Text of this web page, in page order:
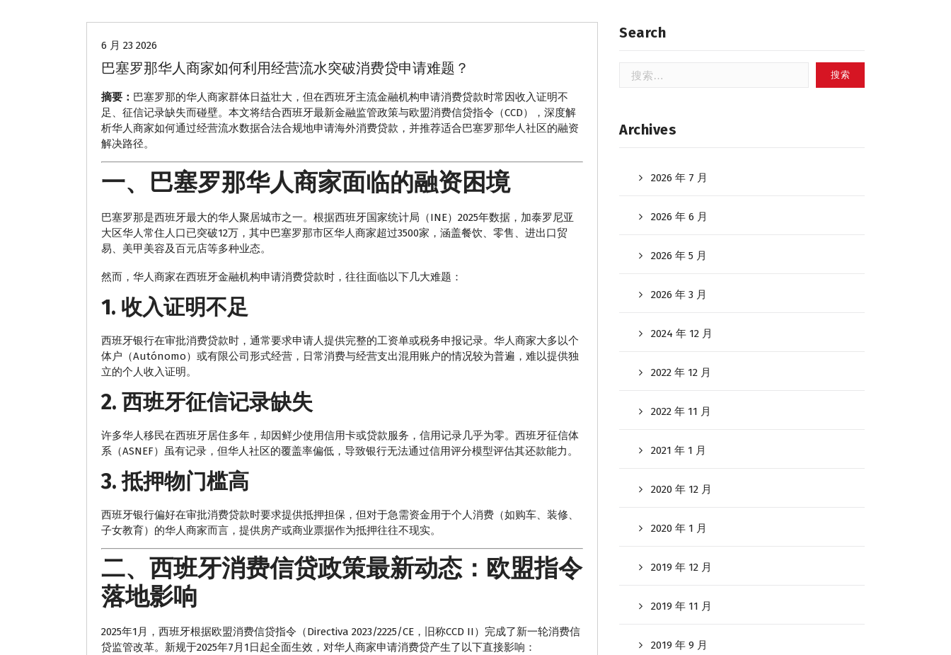
6 月 23 2026
巴塞罗那华人商家如何利用经营流水突破消费贷申请难题？
摘要： 巴塞罗那的华人商家群体日益壮大，但在西班牙主流金融机构申请消费贷款时常因收入证明不
足、征信记录缺失而碰壁。本文将结合西班牙最新金融监管政策与欧盟消费信贷指令（CCD），深度解
析华人商家如何通过经营流水数据合法合规地申请海外消费贷款，并推荐适合巴塞罗那华人社区的融资
解决路径。
一、巴塞罗那华人商家面临的融资困境
巴塞罗那是西班牙最大的华人聚居城市之一。根据西班牙国家统计局（INE）2025年数据，加泰罗尼亚
大区华人常住人口已突破12万，其中巴塞罗那市区华人商家超过3500家，涵盖餐饮、零售、进出口贸
易、美甲美容及百元店等多种业态。
然而，华人商家在西班牙金融机构申请消费贷款时，往往面临以下几大难题：
1. 收入证明不足
西班牙银行在审批消费贷款时，通常要求申请人提供完整的工资单或税务申报记录。华人商家大多以个
体户（Autónomo）或有限公司形式经营，日常消费与经营支出混用账户的情况较为普遍，难以提供独
立的个人收入证明。
2. 西班牙征信记录缺失
许多华人移民在西班牙居住多年，却因鲜少使用信用卡或贷款服务，信用记录几乎为零。西班牙征信体
系（ASNEF）虽有记录，但华人社区的覆盖率偏低，导致银行无法通过信用评分模型评估其还款能力。
3. 抵押物门槛高
西班牙银行偏好在审批消费贷款时要求提供抵押担保，但对于急需资金用于个人消费（如购车、装修、
子女教育）的华人商家而言，提供房产或商业票据作为抵押往往不现实。
二、西班牙消费信贷政策最新动态：欧盟指令
落地影响
2025年1月，西班牙根据欧盟消费信贷指令（Directiva 2023/2225/CE，旧称CCD II）完成了新一轮消费信
贷监管改革。新规于2025年7月1日起全面生效，对华人商家申请消费贷产生了以下直接影响：
Search
索：
Archives
2026 年 7 月
2026 年 6 月
2026 年 5 月
2026 年 3 月
2024 年 12 月
2022 年 12 月
2022 年 11 月
2021 年 1 月
2020 年 12 月
2020 年 1 月
2019 年 12 月
2019 年 11 月
2019 年 9 月